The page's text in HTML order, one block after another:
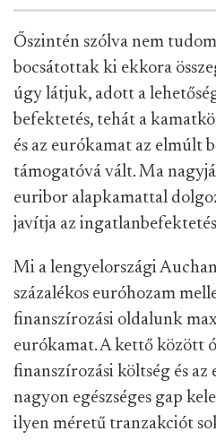
Őszintén szólva nem
bocsátottak ki ekkora
úgy látjuk, adott a
befektetés, tehát a
és az eurókamat az elmúlt
támogatóvá vált. Ma
euribor alapkamattal
javítja az
Mi a lengyelországi
százalékos euróhozam
finanszírozási oldalunk
eurókamat. A kettő között
finanszírozási költség és az
nagyon egészséges gap
ilyen méretű tranzakciót